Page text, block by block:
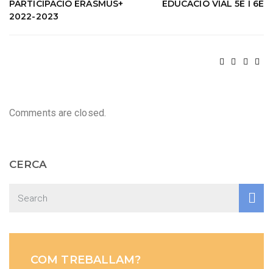
PARTICIPACIÓ ERASMUS+
2022-2023
EDUCACIÓ VIAL 5È I 6È
Comments are closed.
CERCA
COM TREBALLAM?